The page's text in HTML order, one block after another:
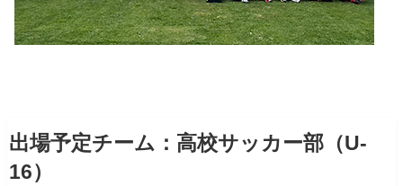
出場予定チーム：高校サッカー部（U-
16）